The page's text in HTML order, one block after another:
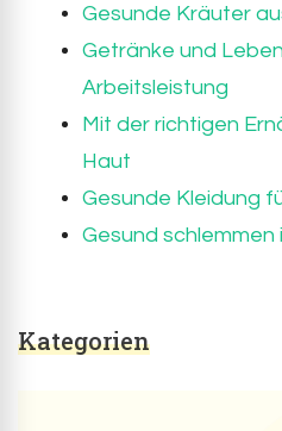
Gesunde Kräuter
Getränke und
Arbeitsleistung
Mit der richtigen
Haut
Gesunde Kleidung
Gesund schlemmen
Kategorien